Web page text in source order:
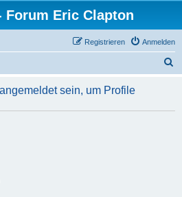
Forum Eric Clapton
Anmelden
Registrieren
h
sein, um Profile